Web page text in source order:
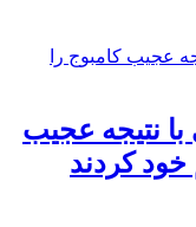
با نتیجه عجیب
خود کردند